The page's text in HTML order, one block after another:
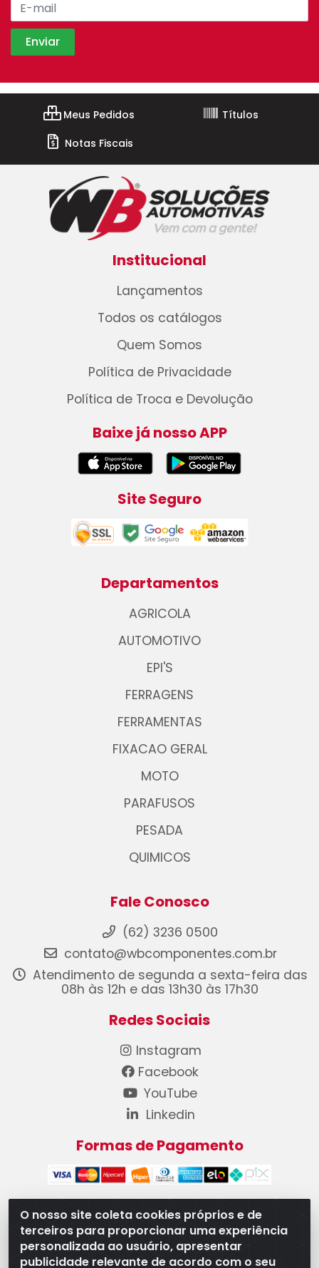
O nosso site coleta cookies próprios e de
terceiros para proporcionar uma experiência
personalizada ao usuário, apresentar
publicidade relevante de acordo com o seu
Meus Pedidos
Títulos
Notas Fiscais
Institucional
Lançamentos
Todos os catálogos
Quem Somos
Política de Privacidade
Política de Troca e Devolução
Baixe já nosso APP
Site Seguro
Departamentos
AGRICOLA
AUTOMOTIVO
EPI'S
FERRAGENS
FERRAMENTAS
FIXACAO GERAL
MOTO
PARAFUSOS
PESADA
QUIMICOS
Fale Conosco
(62) 3236 0500
contato@wbcomponentes.com.br
Atendimento de segunda a sexta-feira das
08h às 12h e das 13h30 às 17h30
Redes Sociais
Instagram
Facebook
YouTube
Linkedin
Formas de Pagamento
WB Componentes Automotivos LTDA - CNPJ
08.528.393/0001-12 - Rua do Níquel, 667 - Parque
Oeste Industrial, Goiânia/GO - CEP 74375-660